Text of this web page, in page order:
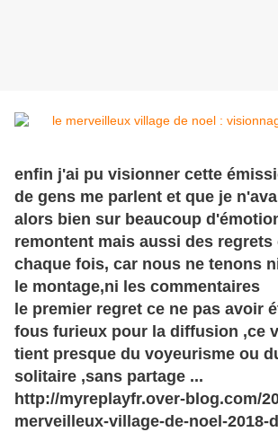
enfin j'ai pu visionner cette
de gens me parlent et que je
alors bien sur beaucoup
remontent mais aussi des regrets
chaque fois, car nous ne tenons
le montage,ni les commentaires
le premier regret ce ne pas avoir
fous furieux pour la diffusion ,ce
tient presque du voyeurisme ou
solitaire ,sans partage ...
http://myreplayfr.over-blog.com/
merveilleux-village-de-noel-2018-